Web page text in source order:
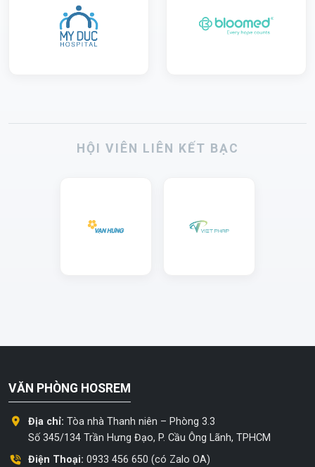
HỘI VIÊN LIÊN KẾT BẠC
VĂN PHÒNG HOSREM
Địa chỉ: Tòa nhà Thanh niên – Phòng 3.3
Số 345/134 Trần Hưng Đạo, P. Cầu Ông Lãnh, TPHCM
Điện Thoại: 0933 456 650 (có Zalo OA)